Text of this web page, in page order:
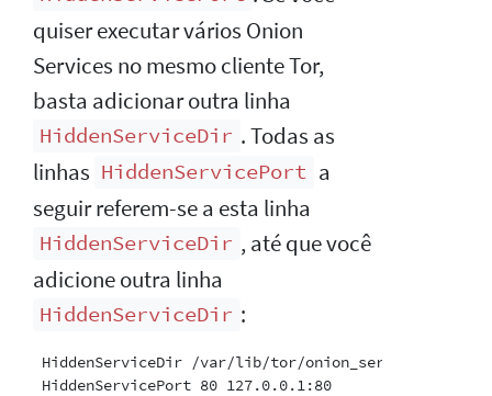
quiser executar vários Onion
Services no mesmo cliente Tor,
basta adicionar outra linha
HiddenServiceDir . Todas as
linhas HiddenServicePort a
seguir referem-se a esta linha
HiddenServiceDir , até que você
adicione outra linha
HiddenServiceDir :
HiddenServiceDir /var/lib/tor/onion_service/
HiddenServicePort 80 127.0.0.1:80